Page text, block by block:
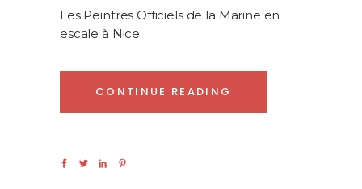
Les Peintres Officiels de la Marine en
escale à Nice
CONTINUE READING